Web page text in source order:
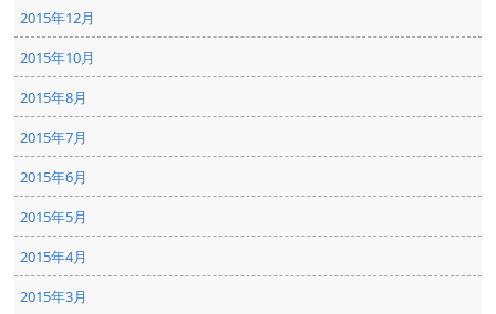
2015年12月
2015年10月
2015年8月
2015年7月
2015年6月
2015年5月
2015年4月
2015年3月